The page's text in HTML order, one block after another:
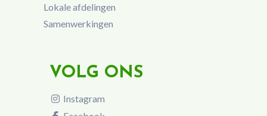
Lokale afdelingen
Samenwerkingen
VOLG ONS
Instagram